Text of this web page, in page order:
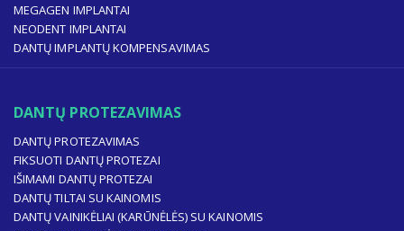
MEGAGEN IMPLANTAI
NEODENT IMPLANTAI
DANTŲ IMPLANTŲ KOMPENSAVIMAS
DANTŲ PROTEZAVIMAS
DANTŲ PROTEZAVIMAS
FIKSUOTI DANTŲ PROTEZAI
IŠIMAMI DANTŲ PROTEZAI
DANTŲ TILTAI SU KAINOMIS
DANTŲ VAINIKĖLIAI (KARŪNĖLĖS) SU KAINOMIS